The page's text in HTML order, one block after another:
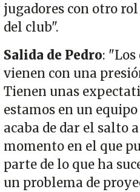
jugadores con otro
del club".
Salida de Pedro: "Los
vienen con una
Tienen unas
estamos en un
acaba de dar el salto
momento en el que
parte de lo que ha
un problema de